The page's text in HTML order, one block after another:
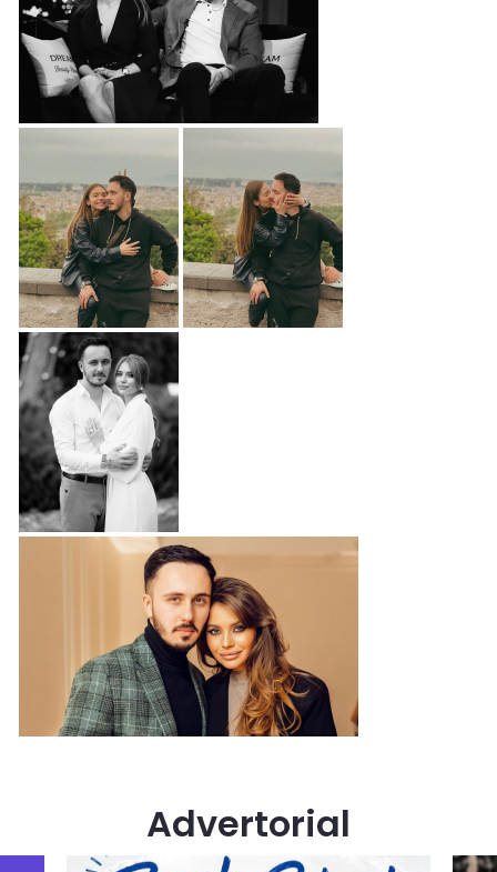
Advertorial